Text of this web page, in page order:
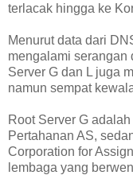
terlacak hingga ke
Menurut data dari
mengalami serangan
Server G dan L juga
namun sempat
Root Server G
Pertahanan AS,
Corporation for
lembaga yang